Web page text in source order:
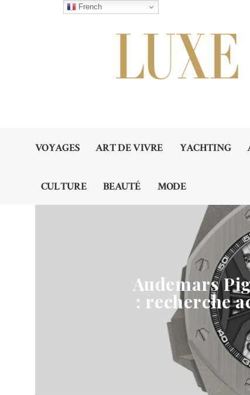
VOYAGES ART DE VIVRE YACHTING
CULTURE BEAUTÉ MODE
Audemars
: recherche
French